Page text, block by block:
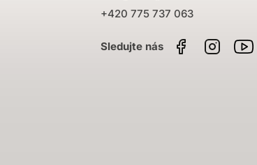
+420 775 737 063
Facebook